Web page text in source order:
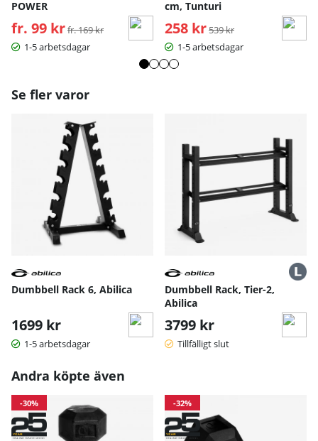
POWER
fr. 99 kr Ordinarie pris:
fr. 169 kr
1-5 arbetsdagar
cm, Tunturi
258 kr Ordinarie pris:
539 kr
1-5 arbetsdagar
Se fler varor
Dumbbell Rack 6, Abilica
1699 kr
1-5 arbetsdagar
Dumbbell Rack, Tier-2,
Abilica
3799 kr
Tillfälligt slut
Andra köpte även
-30% -32%